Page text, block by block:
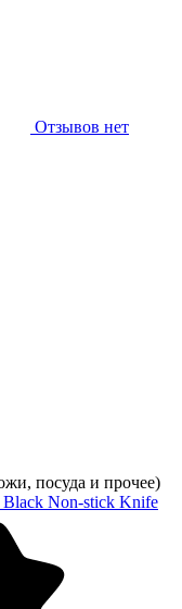
Отзывов нет
посуда и прочее)
Non-stick Knife